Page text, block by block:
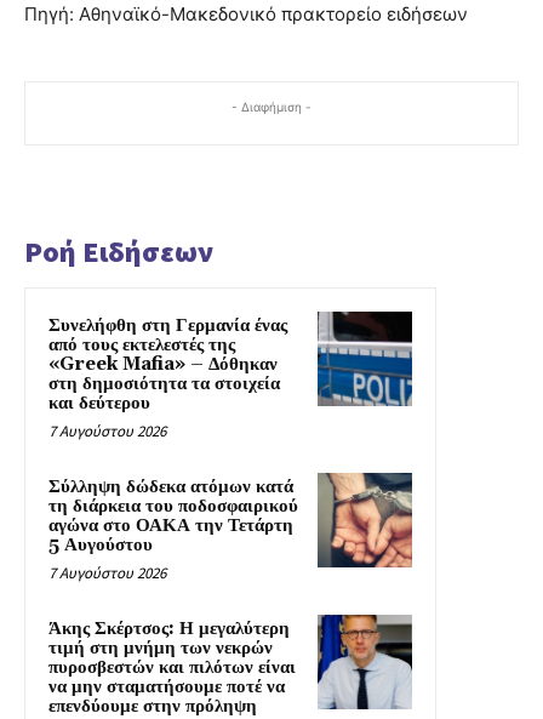
Πηγή: Αθηναϊκό-Μακεδονικό πρακτορείο ειδήσεων
- Διαφήμιση -
Ροή Ειδήσεων
Συνελήφθη στη Γερμανία ένας
από τους εκτελεστές της
«Greek Mafia» – Δόθηκαν
στη δημοσιότητα τα στοιχεία
και δεύτερου
7 Αυγούστου 2026
Σύλληψη δώδεκα ατόμων κατά
τη διάρκεια του ποδοσφαιρικού
αγώνα στο ΟΑΚΑ την Τετάρτη
5 Αυγούστου
7 Αυγούστου 2026
Άκης Σκέρτσος: Η μεγαλύτερη
τιμή στη μνήμη των νεκρών
πυροσβεστών και πιλότων είναι
να μην σταματήσουμε ποτέ να
επενδύουμε στην πρόληψη